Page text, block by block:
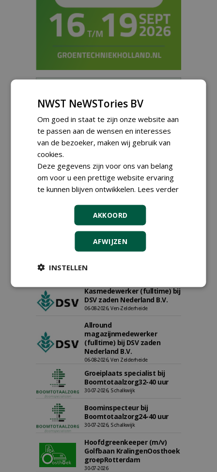
nieuwsbrief.
Proefveldmedewerker/
Chauffeur
zaden Nederland B.V.
Kasmedewerker (fulltime) bij
DSV zaden Nederland B.V.
06-08-2026, Ven-Zelderheide
Allround
magazijnmedewerker
(fulltime) bij DSV zaden
Nederland B.V.
06-08-2026, Ven Zelderheide
Groeiplaats specialist bij
Boomtotaalzorg32-40 uur
30-07-2026, Schalkwijk
Boominspecteur bij
Boomtotaalzorg24-40 uur
30-07-2026, Schalkwijk
Hoofdgreenkeeper (m/v)
Golfbaan KralingenOosthoek
groepRotterdam
30-07-2026
NWST NeWSTories BV
Om goed in staat te zijn onze website aan
te passen aan de wensen en interesses
van de bezoeker, maken wij gebruik van
cookies.
Deze gegevens zijn voor ons van belang
om voor u een prettige website ervaring
te kunnen blijven ontwikkelen. Lees verder
AKKOORD
AFWIJZEN
INSTELLEN